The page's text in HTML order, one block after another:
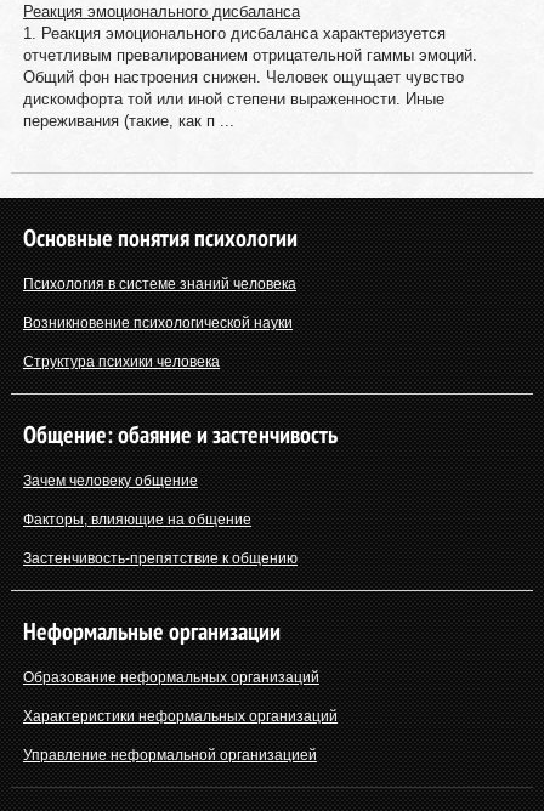
Реакция эмоционального дисбаланса
1. Реакция эмоционального дисбаланса характеризуется
отчетливым превалированием отрицательной гаммы эмоций.
Общий фон настроения снижен. Человек ощущает чувство
дискомфорта той или иной степени выраженности. Иные
переживания (такие, как п ...
Основные понятия психологии
Психология в системе знаний человека
Возникновение психологической науки
Структура психики человека
Общение: обаяние и застенчивость
Зачем человеку общение
Факторы, влияющие на общение
Застенчивость-препятствие к общению
Неформальные организации
Образование неформальных организаций
Характеристики неформальных организаций
Управление неформальной организацией